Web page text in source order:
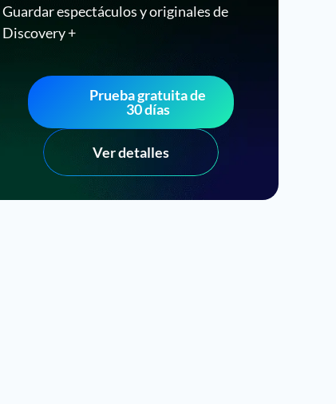
Guardar espectáculos y originales de
Discovery +
Prueba gratuita de
30 días
Ver detalles